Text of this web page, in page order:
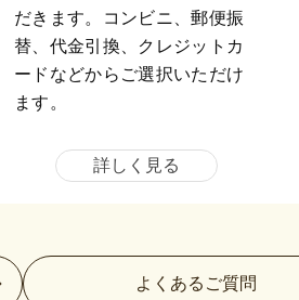
だきます。コンビニ、郵便振
替、代金引換、クレジットカ
ードなどからご選択いただけ
ます。
詳しく見る
よくあるご質問